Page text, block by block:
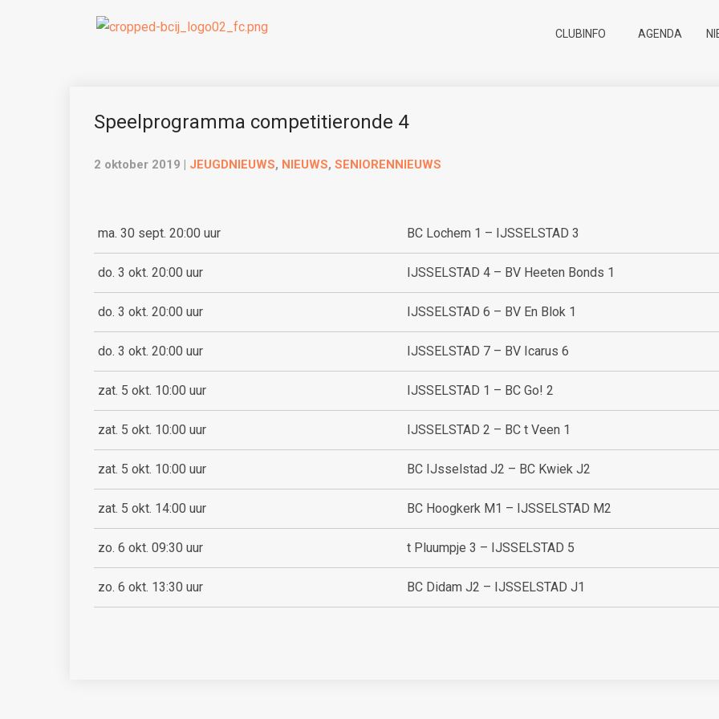
CLUBINFO AGENDA
Speelprogramma competitieronde 4
2 oktober 2019 | JEUGDNIEUWS, NIEUWS, SENIORENNIEUWS
ma. 30 sept. 20:00 uur BC Lochem 1 – IJSSELSTAD 3
do. 3 okt. 20:00 uur IJSSELSTAD 4 – BV Heeten Bonds 1
do. 3 okt. 20:00 uur IJSSELSTAD 6 – BV En Blok 1
do. 3 okt. 20:00 uur IJSSELSTAD 7 – BV Icarus 6
zat. 5 okt. 10:00 uur IJSSELSTAD 1 – BC Go! 2
zat. 5 okt. 10:00 uur IJSSELSTAD 2 – BC t Veen 1
zat. 5 okt. 10:00 uur BC IJsselstad J2 – BC Kwiek J2
zat. 5 okt. 14:00 uur BC Hoogkerk M1 – IJSSELSTAD M2
zo. 6 okt. 09:30 uur t Pluumpje 3 – IJSSELSTAD 5
zo. 6 okt. 13:30 uur BC Didam J2 – IJSSELSTAD J1